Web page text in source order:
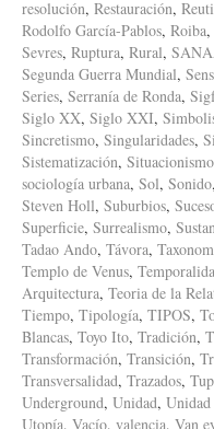
resolución, Restauración,
Rodolfo García-Pablos, Roiba,
Sevres, Ruptura, Rural,
Segunda Guerra Mundial,
Series, Serranía de Ronda,
Siglo XX, Siglo XXI,
Sincretismo, Singularidades,
Sistematización, Situacionismo
sociología urbana, Sol, Sonido,
Steven Holl, Suburbios,
Superficie, Surrealismo,
Tadao Ando, Távora,
Templo de Venus,
Arquitectura, Teoria de la
Tiempo, Tipología, TIPOS,
Blancas, Toyo Ito, Tradición,
Transformación, Transición,
Transversalidad, Trazados,
Underground, Unidad,
Utopía, Vacío, valencia, Van